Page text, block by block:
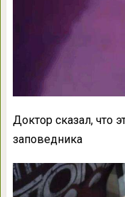
Доктор сказал, что
заповедника